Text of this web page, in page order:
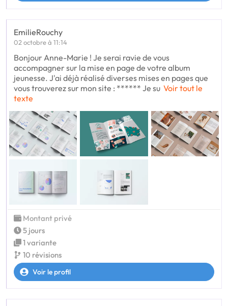
EmilieRouchy
02 octobre à 11:14
Bonjour Anne-Marie ! Je serai ravie de vous
accompagner sur la mise en page de votre album
jeunesse. J'ai déjà réalisé diverses mises en pages que
vous trouverez sur mon site : ****** Je su Voir tout le
texte
Montant privé
5 jours
1 variante
10 révisions
Voir le profil